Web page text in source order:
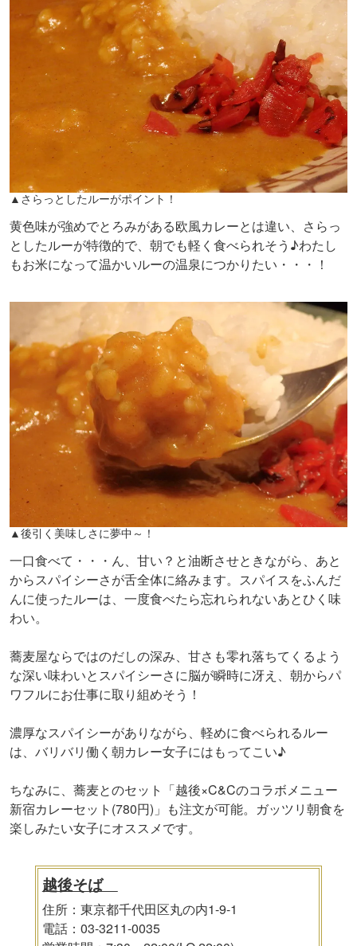
▲さらっとしたルーがポイント！
黄色味が強めでとろみがある欧風カレーとは違い、さらっ
としたルーが特徴的で、朝でも軽く食べられそう♪わたし
もお米になって温かいルーの温泉につかりたい・・・！
▲後引く美味しさに夢中～！
一口食べて・・・ん、甘い？と油断させときながら、あと
からスパイシーさが舌全体に絡みます。スパイスをふんだ
んに使ったルーは、一度食べたら忘れられないあとひく味
わい。
蕎麦屋ならではのだしの深み、甘さも零れ落ちてくるよう
な深い味わいとスパイシーさに脳が瞬時に冴え、朝からパ
ワフルにお仕事に取り組めそう！
濃厚なスパイシーがありながら、軽めに食べられるルー
は、バリバリ働く朝カレー女子にはもってこい♪
ちなみに、蕎麦とのセット「越後×C&Cのコラボメニュー
新宿カレーセット(780円)」も注文が可能。ガッツリ朝食を
楽しみたい女子にオススメです。
越後そば
住所：東京都千代田区丸の内1-9-1
電話：03-3211-0035